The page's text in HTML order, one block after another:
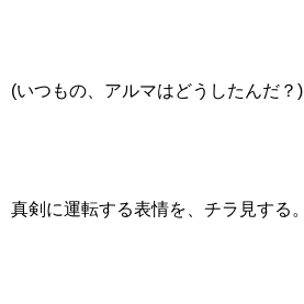
(いつもの、アルマはどうしたんだ？)
真剣に運転する表情を、チラ見する。